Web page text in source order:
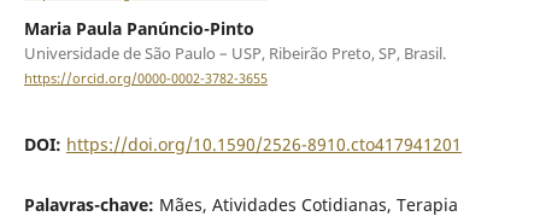
Maria Paula Panúncio-Pinto
Universidade de São Paulo – USP, Ribeirão Preto, SP, Brasil.
https://orcid.org/0000-0002-3782-3655
DOI: https://doi.org/10.1590/2526-8910.cto417941201
Palavras-chave: Mães, Atividades Cotidianas, Terapia